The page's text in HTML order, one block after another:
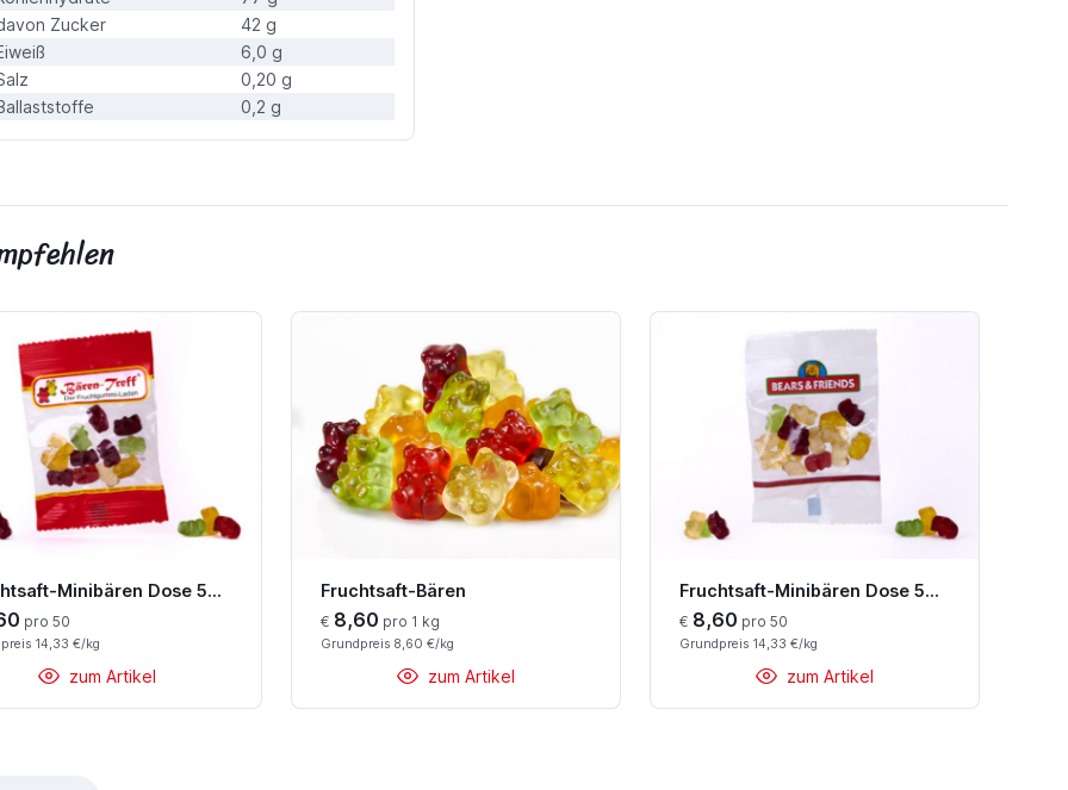
Zucker
42 g
6,0 g
0,20 g
0,2 g
Fruchtsaft-Minibären Dose 50x12g BT
pro 50
14,33 €/kg
zum Artikel
Fruchtsaft-Bären
€ 8,60 pro 1 kg
Grundpreis 8,60 €/kg
zum Artikel
Fruchtsaft-Minibären Dose 50x12g BF
€ 8,60 pro 50
Grundpreis 14,33 €/kg
zum Artikel